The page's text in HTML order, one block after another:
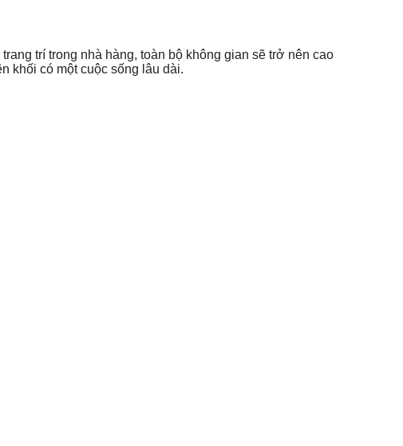
trí trong nhà hàng, toàn bộ không gian sẽ trở nên cao
khối có một cuộc sống lâu dài.